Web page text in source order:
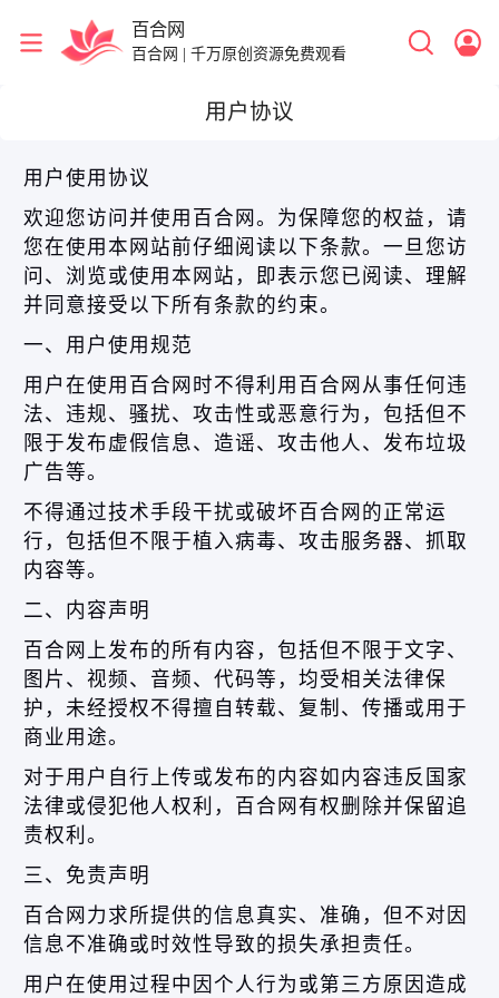
百合网
百合网 | 千万原创资源免费观看
用户协议
用户使用协议
欢迎您访问并使用百合网。为保障您的权益，请
您在使用本网站前仔细阅读以下条款。一旦您访
问、浏览或使用本网站，即表示您已阅读、理解
并同意接受以下所有条款的约束。
一、用户使用规范
用户在使用百合网时不得利用百合网从事任何违
法、违规、骚扰、攻击性或恶意行为，包括但不
限于发布虚假信息、造谣、攻击他人、发布垃圾
广告等。
不得通过技术手段干扰或破坏百合网的正常运
行，包括但不限于植入病毒、攻击服务器、抓取
内容等。
二、内容声明
百合网上发布的所有内容，包括但不限于文字、
图片、视频、音频、代码等，均受相关法律保
护，未经授权不得擅自转载、复制、传播或用于
商业用途。
对于用户自行上传或发布的内容如内容违反国家
法律或侵犯他人权利，百合网有权删除并保留追
责权利。
三、免责声明
百合网力求所提供的信息真实、准确，但不对因
信息不准确或时效性导致的损失承担责任。
用户在使用过程中因个人行为或第三方原因造成